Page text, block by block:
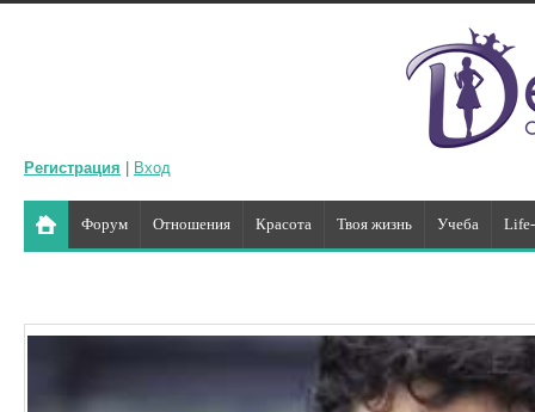
Регистрация Вход
Форум Отношения Красота Твоя жизнь Учеба